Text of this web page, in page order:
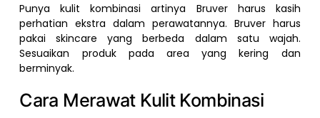
Punya kulit kombinasi artinya Bruver harus kasih
perhatian ekstra dalam perawatannya. Bruver harus
pakai skincare yang berbeda dalam satu wajah.
Sesuaikan produk pada area yang kering dan
berminyak.
Cara Merawat Kulit Kombinasi